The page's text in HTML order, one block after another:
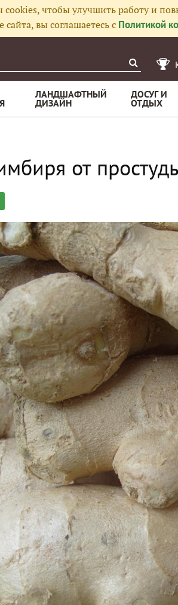
чтобы улучшить работу и
вы соглашаетесь с Политикой
ЛАНДШАФТНЫЙ
ДИЗАЙН
ДОСУГ И
ОТДЫХ
от